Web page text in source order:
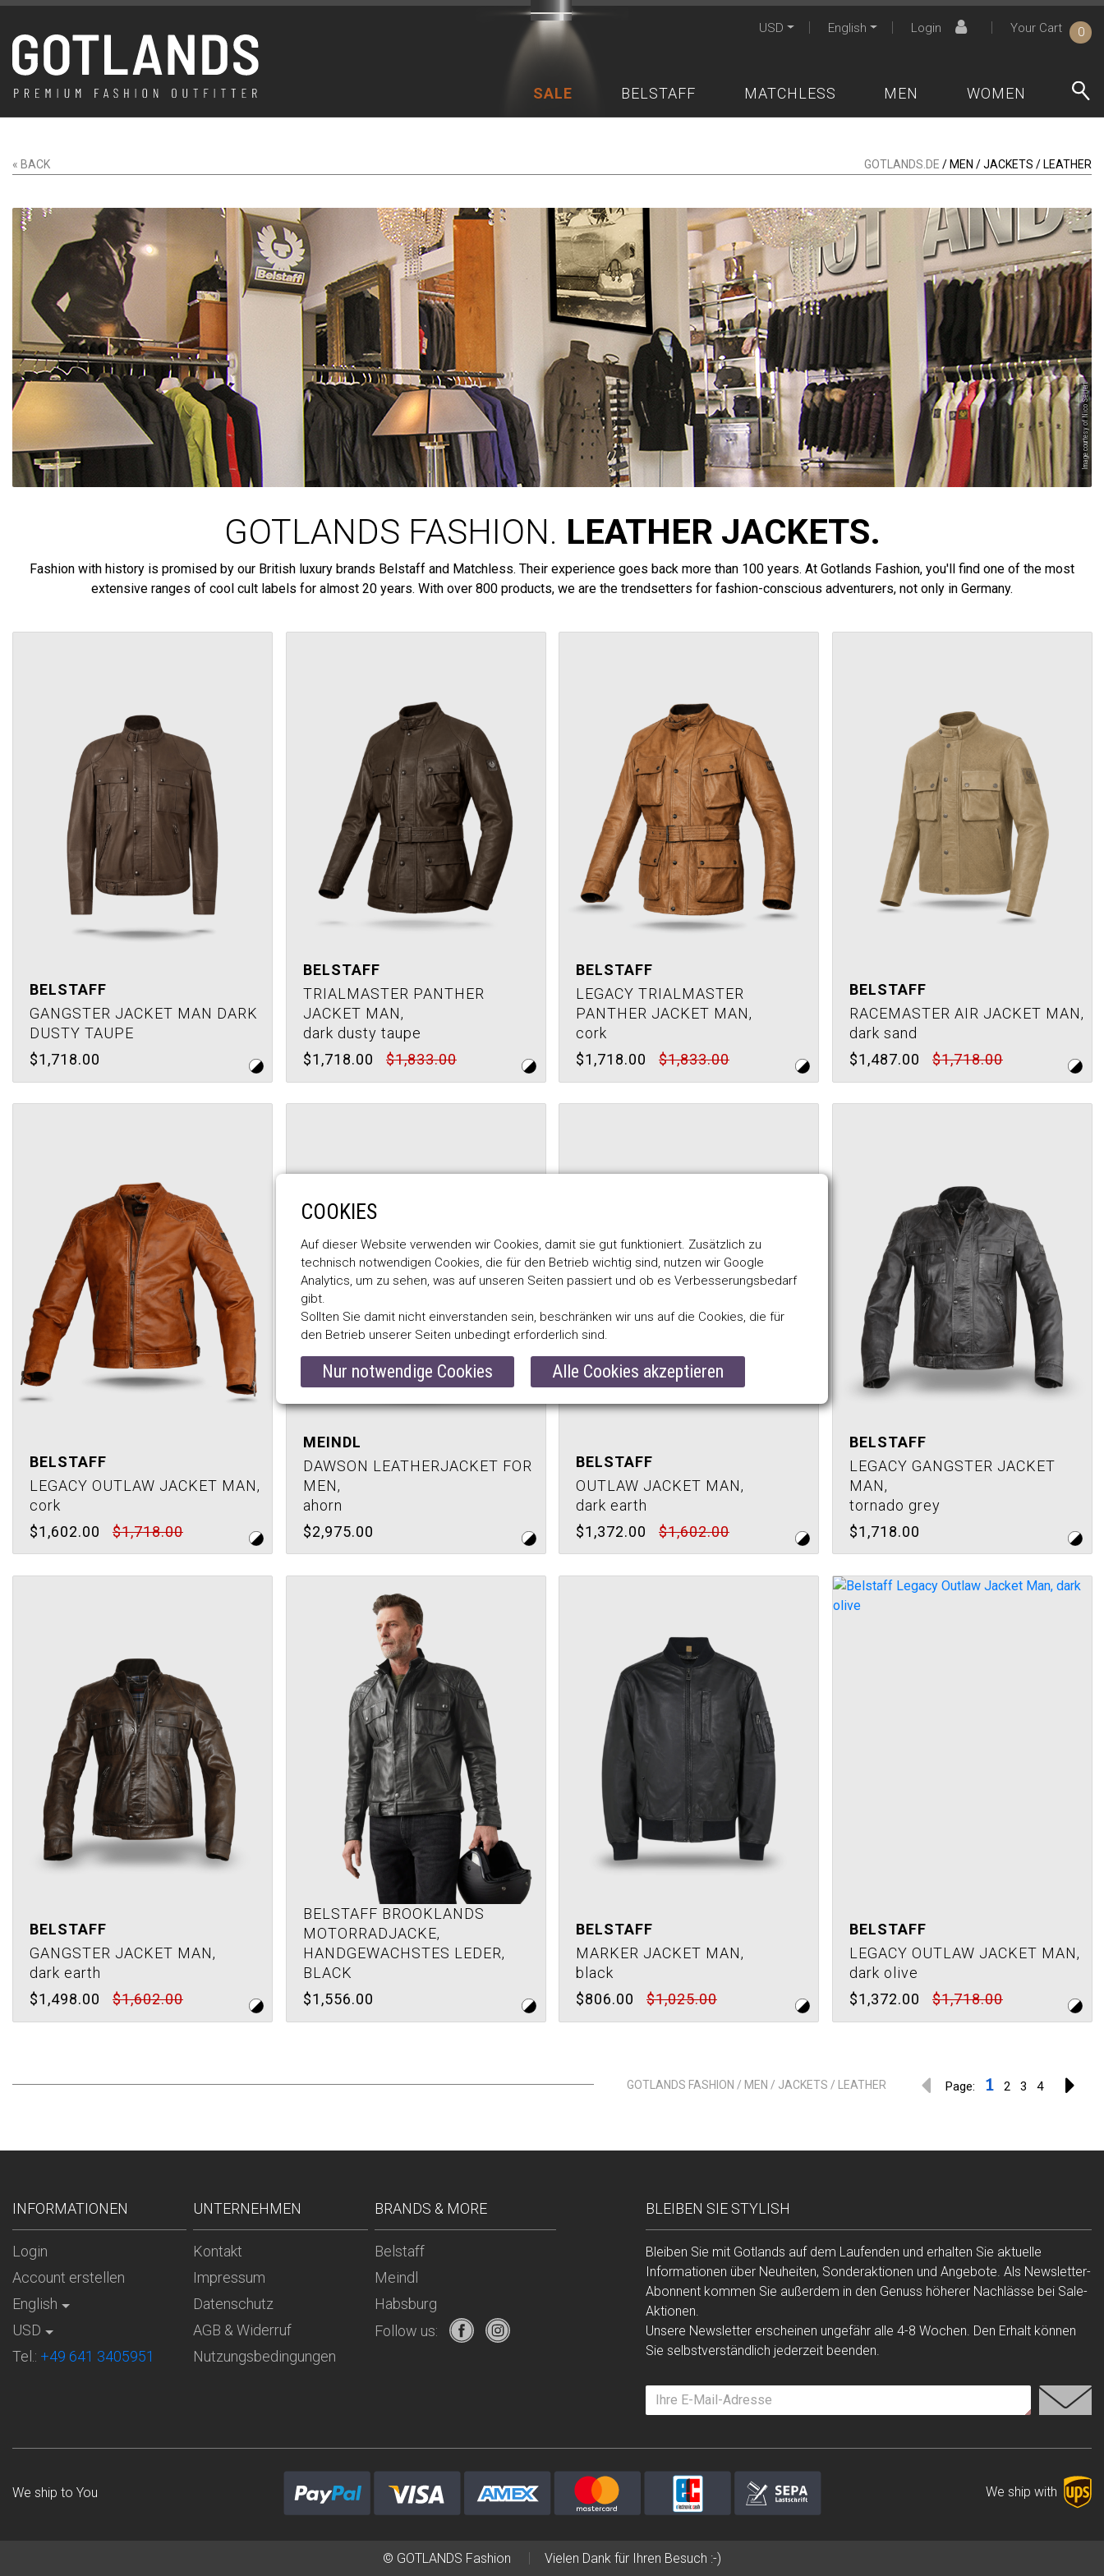
USD English Login Your Cart 0
SALE BELSTAFF MATCHLESS MEN WOMEN
« BACK GOTLANDS.DE / MEN / JACKETS / LEATHER
Image courtesy of Nico Seifert
GOTLANDS FASHION. LEATHER JACKETS.
Fashion with history is promised by our British luxury brands Belstaff and Matchless. Their experience goes back more than 100 years. At Gotlands Fashion, you'll find one of the most
extensive ranges of cool cult labels for almost 20 years. With over 800 products, we are the trendsetters for fashion-conscious adventurers, not only in Germany.
BELSTAFF
GANGSTER JACKET MAN DARK
DUSTY TAUPE
$1,718.00
BELSTAFF
TRIALMASTER PANTHER
JACKET MAN,
dark dusty taupe
$1,718.00
$1,833.00
BELSTAFF
LEGACY TRIALMASTER
PANTHER JACKET MAN,
cork
$1,718.00
$1,833.00
BELSTAFF
RACEMASTER AIR JACKET MAN,
dark sand
$1,487.00
$1,718.00
BELSTAFF
LEGACY OUTLAW JACKET MAN,
cork
$1,602.00
$1,718.00
MEINDL
DAWSON LEATHERJACKET FOR
MEN,
ahorn
$2,975.00
BELSTAFF
OUTLAW JACKET MAN,
dark earth
$1,372.00
$1,602.00
BELSTAFF
LEGACY GANGSTER JACKET
MAN,
tornado grey
$1,718.00
BELSTAFF
GANGSTER JACKET MAN,
dark earth
$1,498.00
$1,602.00
BELSTAFF BROOKLANDS
MOTORRADJACKE,
HANDGEWACHSTES LEDER,
BLACK
$1,556.00
BELSTAFF
MARKER JACKET MAN,
black
$806.00
$1,025.00
BELSTAFF
LEGACY OUTLAW JACKET MAN,
dark olive
$1,372.00
$1,718.00
GOTLANDS FASHION / MEN / JACKETS / LEATHER Page: 1 2 3 4
INFORMATIONEN
Login
Account erstellen
English
USD
Tel.: +49 641 3405951
UNTERNEHMEN
Kontakt
Impressum
Datenschutz
AGB & Widerruf
Nutzungsbedingungen
BRANDS & MORE
Belstaff
Meindl
Habsburg
Follow us:
BLEIBEN SIE STYLISH
Bleiben Sie mit Gotlands auf dem Laufenden und erhalten Sie aktuelle
Informationen über Neuheiten, Sonderaktionen und Angebote. Als Newsletter-
Abonnent kommen Sie außerdem in den Genuss höherer Nachlässe bei Sale-
Aktionen.
Unsere Newsletter erscheinen ungefähr alle 4-8 Wochen. Den Erhalt können
Sie selbstverständlich jederzeit beenden.
We ship to You We ship with
© GOTLANDS Fashion Vielen Dank für Ihren Besuch :-)
COOKIES
Auf dieser Website verwenden wir Cookies, damit sie gut funktioniert. Zusätzlich zu
technisch notwendigen Cookies, die für den Betrieb wichtig sind, nutzen wir Google
Analytics, um zu sehen, was auf unseren Seiten passiert und ob es Verbesserungsbedarf
gibt.
Sollten Sie damit nicht einverstanden sein, beschränken wir uns auf die Cookies, die für
den Betrieb unserer Seiten unbedingt erforderlich sind.
Nur notwendige Cookies Alle Cookies akzeptieren